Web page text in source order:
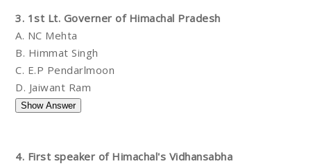
3. 1st Lt. Governer of Himachal Pradesh
A. NC Mehta
B. Himmat Singh
C. E.P Pendarlmoon
D. Jaiwant Ram
4. First speaker of Himachal's Vidhansabha